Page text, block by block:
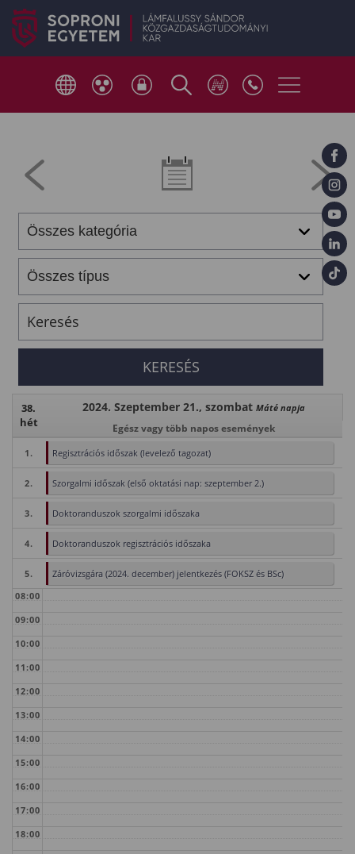
38.
hét
2024. Szeptember 21., szombat Máté napja
Egész vagy több napos események
1. Regisztrációs időszak (levelező tagozat)
2. Szorgalmi időszak (első oktatási nap: szeptember 2.)
3. Doktoranduszok szorgalmi időszaka
4. Doktoranduszok regisztrációs időszaka
5.
Záróvizsgára (2024. december) jelentkezés (FOKSZ és BSc)
08:00
09:00
10:00
11:00
12:00
13:00
14:00
15:00
16:00
17:00
18:00